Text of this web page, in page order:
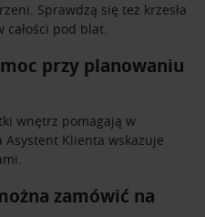
Sprawdzą się też krzesła
całości pod blat.
przy planowaniu
wnętrz pomagają w
Klienta wskazuje
zamówić na